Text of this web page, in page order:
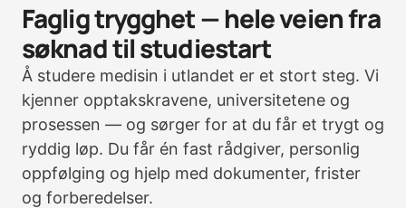
Faglig trygghet — hele veien fra
søknad til studiestart
Å studere medisin i utlandet er et stort steg. Vi
kjenner opptakskravene, universitetene og
prosessen — og sørger for at du får et trygt og
ryddig løp. Du får én fast rådgiver, personlig
oppfølging og hjelp med dokumenter, frister
og forberedelser.